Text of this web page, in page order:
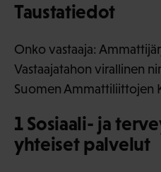
Taustatiedot
Onko vastaaja:
Vastaajatahon virallinen
Suomen Ammattiliittojen
1 Sosiaali- ja
yhteiset palvelut